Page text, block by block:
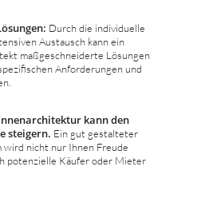
Durch die individuelle
Austausch kann ein
maßgeschneiderte Lösungen
Anforderungen und
kann den
steigern. Ein gut gestalteter
wird nicht nur Ihnen Freude
potenzielle Käufer oder Mieter